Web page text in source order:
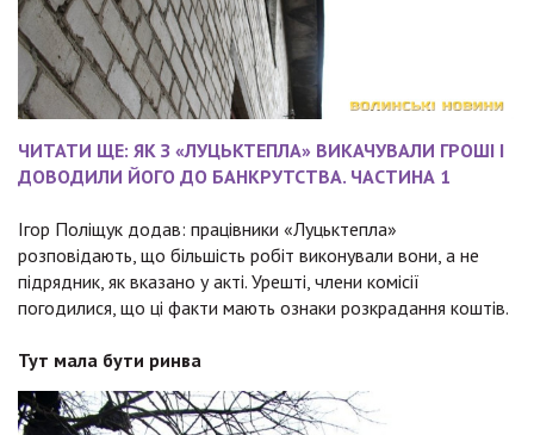
ЧИТАТИ ЩЕ: ЯК З «ЛУЦЬКТЕПЛА» ВИКАЧУВАЛИ ГРОШІ І
ДОВОДИЛИ ЙОГО ДО БАНКРУТСТВА. ЧАСТИНА 1
Ігор Поліщук додав: працівники «Луцьктепла»
розповідають, що більшість робіт виконували вони, а не
підрядник, як вказано у акті. Урешті, члени комісії
погодилися, що ці факти мають ознаки розкрадання коштів.
Тут мала бути ринва